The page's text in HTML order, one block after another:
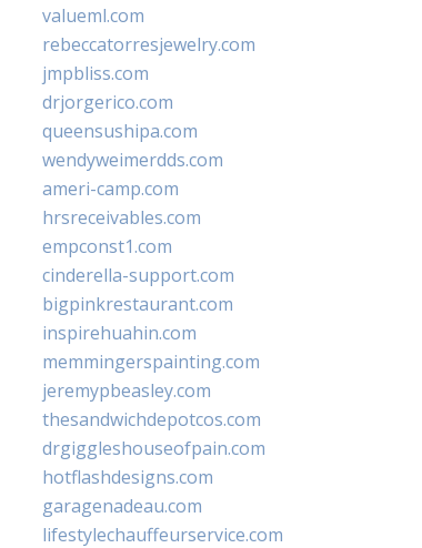
valueml.com
rebeccatorresjewelry.com
jmpbliss.com
drjorgerico.com
queensushipa.com
wendyweimerdds.com
ameri-camp.com
hrsreceivables.com
empconst1.com
cinderella-support.com
bigpinkrestaurant.com
inspirehuahin.com
memmingerspainting.com
jeremypbeasley.com
thesandwichdepotcos.com
drgiggleshouseofpain.com
hotflashdesigns.com
garagenadeau.com
lifestylechauffeurservice.com